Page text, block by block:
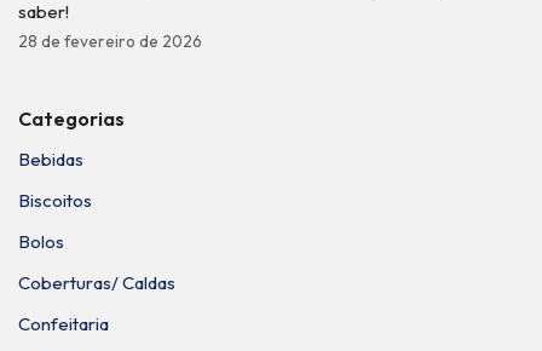
saber!
28 de fevereiro de 2026
Categorias
Bebidas
Biscoitos
Bolos
Coberturas/ Caldas
Confeitaria